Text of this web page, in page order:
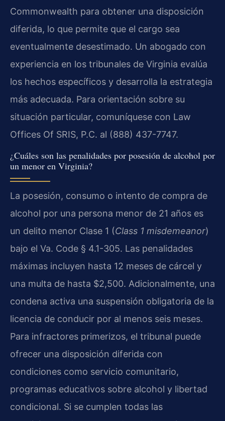
Commonwealth para obtener una disposición
diferida, lo que permite que el cargo sea
eventualmente desestimado. Un abogado con
experiencia en los tribunales de Virginia evalúa
los hechos específicos y desarrolla la estrategia
más adecuada. Para orientación sobre su
situación particular, comuníquese con Law
Offices Of SRIS, P.C. al (888) 437-7747.
¿Cuáles son las penalidades por posesión de alcohol por
un menor en Virginia?
La posesión, consumo o intento de compra de
alcohol por una persona menor de 21 años es
un delito menor Clase 1 (Class 1 misdemeanor)
bajo el Va. Code § 4.1-305. Las penalidades
máximas incluyen hasta 12 meses de cárcel y
una multa de hasta $2,500. Adicionalmente, una
condena activa una suspensión obligatoria de la
licencia de conducir por al menos seis meses.
Para infractores primerizos, el tribunal puede
ofrecer una disposición diferida con
condiciones como servicio comunitario,
programas educativos sobre alcohol y libertad
condicional. Si se cumplen todas las